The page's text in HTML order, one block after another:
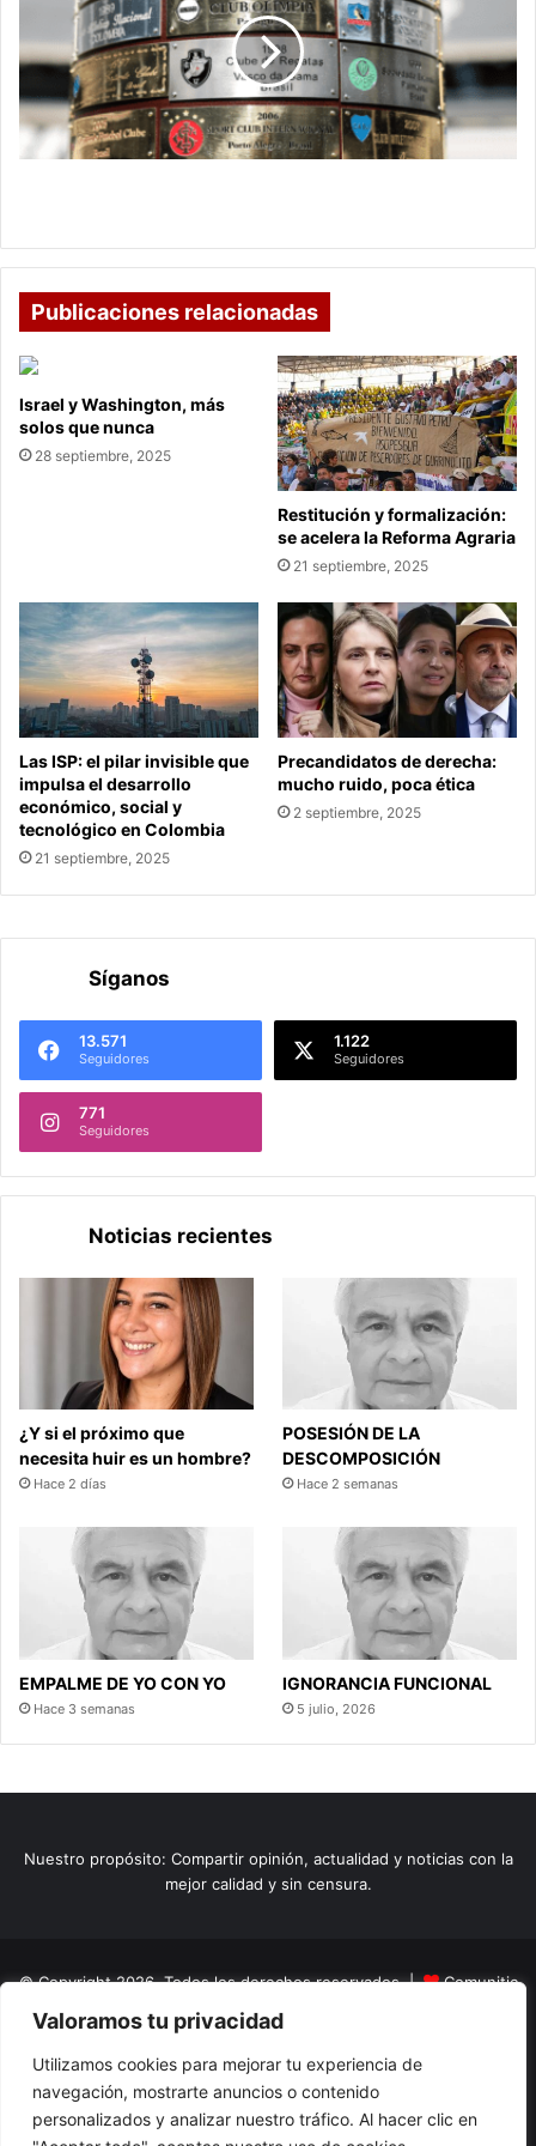
Valoramos tu privacidad
Utilizamos cookies para mejorar tu experiencia de
navegación, mostrarte anuncios o contenido
personalizados y analizar nuestro tráfico. Al hacer clic en
Libertadores
y
Sudamericana
Publicaciones relacionadas
Israel y Washington, más
solos que nunca
28 septiembre, 2025
Restitución y formalización:
se acelera la Reforma Agraria
21 septiembre, 2025
Las ISP: el pilar invisible que
impulsa el desarrollo
económico, social y
tecnológico en Colombia
21 septiembre, 2025
Precandidatos de derecha:
mucho ruido, poca ética
2 septiembre, 2025
Síganos
13.571
Seguidores
1.122
Seguidores
771
Seguidores
Noticias recientes
¿Y si el próximo que
necesita huir es un hombre?
Hace 2 días
POSESIÓN DE LA
DESCOMPOSICIÓN
Hace 2 semanas
EMPALME DE YO CON YO
Hace 3 semanas
IGNORANCIA FUNCIONAL
5 julio, 2026
Nuestro propósito: Compartir opinión, actualidad y noticias con la
mejor calidad y sin censura.
© Copyright 2026, Todos los derechos reservados |
Comunitic
SAS BICNit 901228106
Home
Actualidad Variedades Opinion Turismo
El Tinteadero
Caricaturas Reportajes